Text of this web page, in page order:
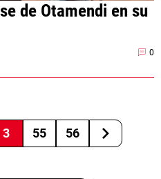
de Otamendi en su
0
3 55 56